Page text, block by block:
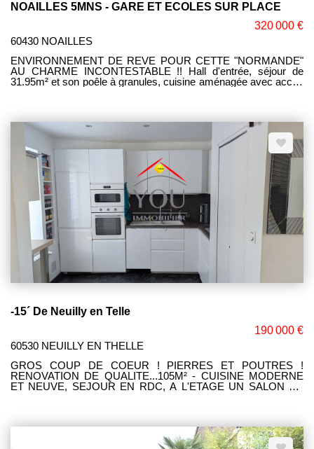
NOAILLES 5MNS - GARE ET ECOLES SUR PLACE
320 000 €
60430 NOAILLES
ENVIRONNEMENT DE REVE POUR CETTE "NORMANDE"
AU CHARME INCONTESTABLE !! Hall d'entrée, séjour de
31.95m² et son poêle à granules, cuisine aménagée avec accès
Terrasse et chalet de Jardin, bassin aquatique, le tout édifié sur
1912M² de terrain clos. Mme Corinne LEFEVRE (E.I) RSAC
980.775.340 COMPIEGNE. Tél. 06.47.93.23.64.
-15´ De Neuilly en Telle
190 000 €
60530 NEUILLY EN THELLE
GROS COUP DE COEUR ! PIERRES ET POUTRES !
RENOVATION DE QUALITE...105M² - CUISINE MODERNE
ET NEUVE, SEJOUR EN RDC, A L'ETAGE UN SALON DE
SUD... 1 SEUL ELU ! Corinne LEFEVRE (EI) RSAC:
980775340 Téléphone: 06 47 93 23 64